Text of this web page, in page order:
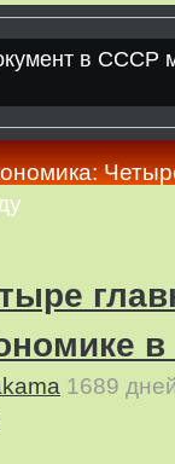
в
1689